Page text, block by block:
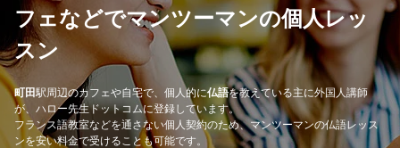
フェなどでマンツーマンの個人レッ
スン
町田駅周辺のカフェや自宅で、個人的に仏語を教えている主に外国人講師
が、ハロー先生ドットコムに登録しています。
フランス語教室などを通さない個人契約のため、マンツーマンの仏語レッス
ンを安い料金で受けることも可能です。